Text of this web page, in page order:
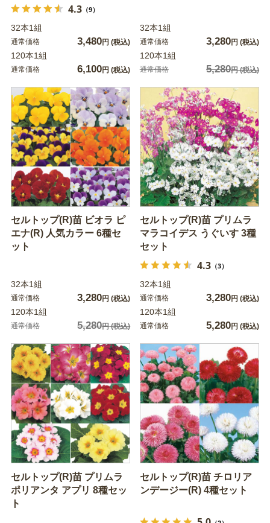
4.3（9）
32本1組
通常価格 3,480円 (税込)
120本1組
通常価格 6,100円 (税込)
32本1組
通常価格 3,280円 (税込)
120本1組
通常価格 5,280円(税込)
セルトップ(R)苗 ビオラ ピ
エナ(R) 人気カラー 6種セ
ット
32本1組
通常価格 3,280円 (税込)
120本1組
通常価格 5,280円(税込)
セルトップ(R)苗 プリムラ
マラコイデス うぐいす 3種
セット
4.3（3）
32本1組
通常価格 3,280円 (税込)
120本1組
通常価格 5,280円 (税込)
セルトップ(R)苗 プリムラ
ポリアンタ アプリ 8種セッ
ト
セルトップ(R)苗 チロリア
ンデージー(R) 4種セット